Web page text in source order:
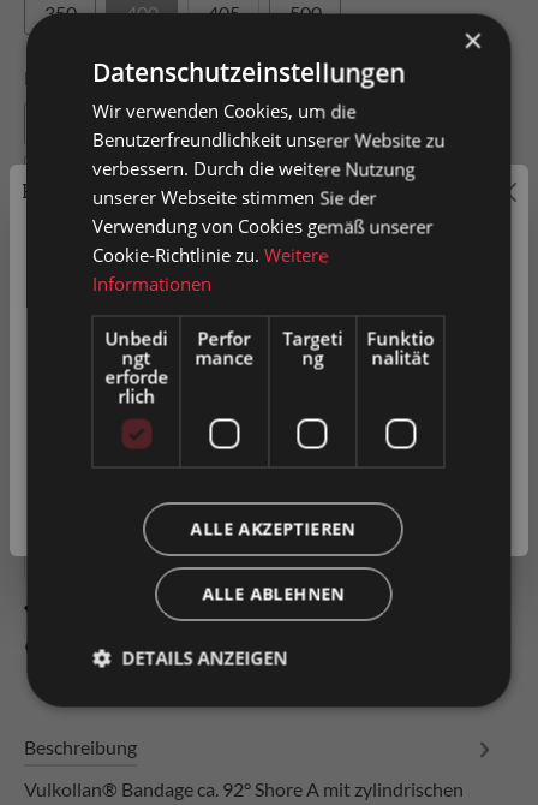
350 400 405 500
Innendurchmesser
75 80 100
140 150 160 170
200 203 228 230
254 280
In den Warenkorb
Zum Merkzettel hinzufügen
Produkt vergleichen
Fragen zum Produkt
Beschreibung
Vulkollan® Bandage ca. 92° Shore A mit zylindrischen
Preisauszeichnung
Privatkunden können Preise mit MwSt. (brutto) und
Geschäftskunden Preise ohne MwSt. (netto) angezeigt
werden.
Bitte wählen Sie Ihre bevorzugte Einstellung:
Privatkunde
Geschäftskunde( exkl. MwSt. )
×
Datenschutzeinstellungen
Wir verwenden Cookies, um die
Benutzerfreundlichkeit unserer Website zu
verbessern. Durch die weitere Nutzung
unserer Webseite stimmen Sie der
Verwendung von Cookies gemäß unserer
Cookie-Richtlinie zu.Weitere
Informationen
Unbedi
ngt
erforde
rlich
Perfor
mance
Targeti
ng
Funktio
nalität
ALLE AKZEPTIEREN
ALLE ABLEHNEN
DETAILS ANZEIGEN